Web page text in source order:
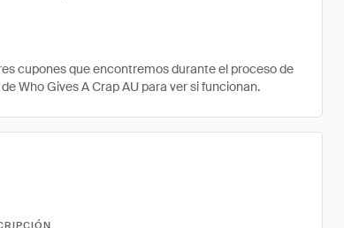
cupones que encontremos durante el proceso de
Who Gives A Crap AU para ver si funcionan.